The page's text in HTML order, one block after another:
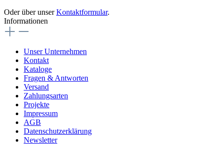
Oder über unserKontaktformular.
Informationen
Unser Unternehmen
Kontakt
Kataloge
Fragen & Antworten
Versand
Zahlungsarten
Projekte
Impressum
AGB
Datenschutzerklärung
Newsletter